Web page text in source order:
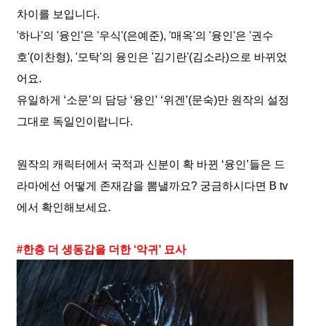
차이를 보입니다.
'하나'의 '융인'은 '우식'(은예준), '매옥'의 '융인'은 '권수
호'(이찬형), '모탁'의 융인은 '김기란'(김소라)으로 바뀌었
어요.
유일하게 ‘소문’의 담당 ‘융인’ ‘위겐 ’(문숙)만 원작의 설정
그대로 독일인이랍니다.
원작의 캐릭터에서 국적과 신분이 확 바뀐 ‘융인’들은 드
라마에선 어떻게 존재감을 뽐낼까요? 궁금하시다면 B tv
에서 확인해보세요.
#한층 더 생동감을 더한 ‘악귀 ’ 묘사